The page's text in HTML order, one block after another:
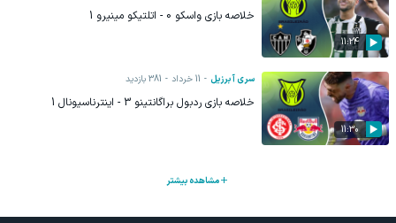
11:24
خلاصه بازی واسکو 0 - اتلتیکو مینیرو 1
11:30
سری آ برزیل 11 خرداد 381بازدید
خلاصه بازی ردبول براگانتینو 3 - اینترناسیونال 1
مشاهده بیشتر